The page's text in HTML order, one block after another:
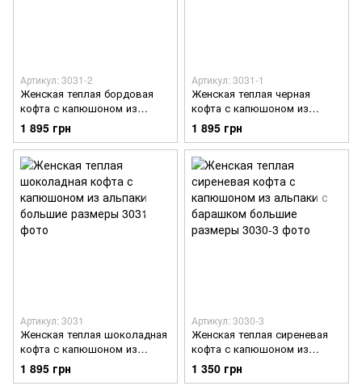
Артикул: 3031-2
Женская теплая бордовая
кофта с капюшоном из
альпаки большие размеры
1 895 грн
Артикул: 3031-1
Женская теплая черная
кофта с капюшоном из
альпаки большие размеры
1 895 грн
Артикул: 3031
Женская теплая шоколадная
кофта с капюшоном из
альпаки большие размеры
1 895 грн
Артикул: 3030-3
Женская теплая сиреневая
кофта с капюшоном из
альпаки с барашком
большие размеры
1 350 грн